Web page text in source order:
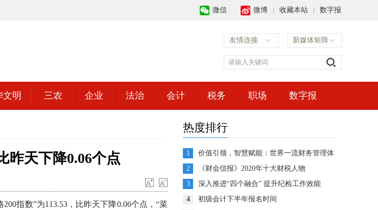
微信 微博 收藏本站 数字报
友情连接 新媒体矩阵
文明 三农 企业 法治 会计 税务 职场 数字报
昨天下降0.06个点
指数”为113.53，比昨天下降0.06个点，“菜
热度排行
1
价值引领，智慧赋能：世界一流财务管理体
系建设的思考与展望
2
《财会信报》2020年十大财税人物
3
深入推进“四个融合” 提升纪检工作效能
4
初级会计下半年报名时间